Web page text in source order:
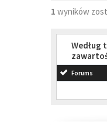
1 wyników
Według
Forums